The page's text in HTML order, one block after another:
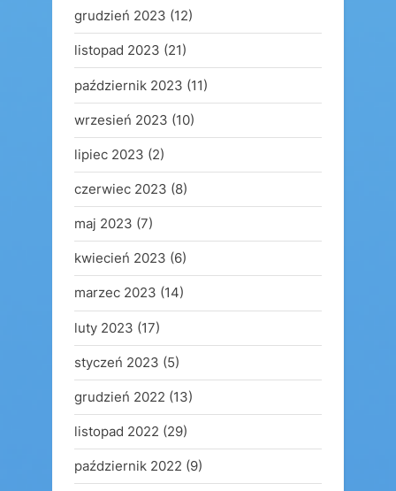
grudzień 2023 (12)
listopad 2023 (21)
październik 2023 (11)
wrzesień 2023 (10)
lipiec 2023 (2)
czerwiec 2023 (8)
maj 2023 (7)
kwiecień 2023 (6)
marzec 2023 (14)
luty 2023 (17)
styczeń 2023 (5)
grudzień 2022 (13)
listopad 2022 (29)
październik 2022 (9)